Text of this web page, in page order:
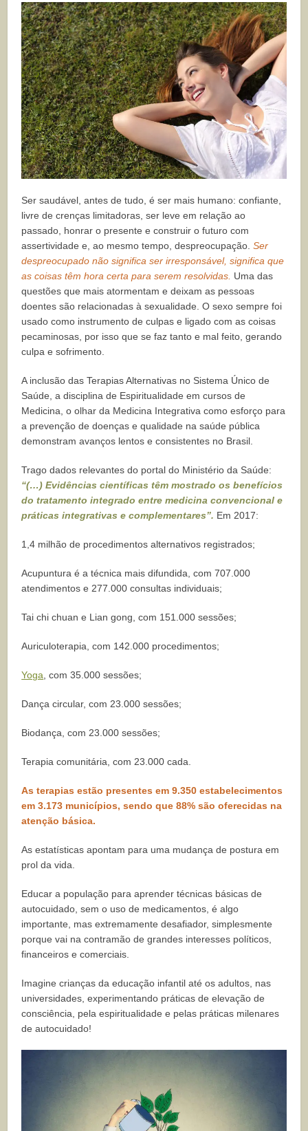
Ser saudável, antes de tudo, é ser mais humano: confiante,
livre de crenças limitadoras, ser leve em relação ao
passado, honrar o presente e construir o futuro com
assertividade e, ao mesmo tempo, despreocupação.Ser
despreocupado não significa ser irresponsável, significa que
as coisas têm hora certa para serem resolvidas. Uma das
questões que mais atormentam e deixam as pessoas
doentes são relacionadas à sexualidade. O sexo sempre foi
usado como instrumento de culpas e ligado com as coisas
pecaminosas, por isso que se faz tanto e mal feito, gerando
culpa e sofrimento.
A inclusão das Terapias Alternativas no Sistema Único de
Saúde, a disciplina de Espiritualidade em cursos de
Medicina, o olhar da Medicina Integrativa como esforço para
a prevenção de doenças e qualidade na saúde pública
demonstram avanços lentos e consistentes no Brasil.
Trago dados relevantes do portal do Ministério da Saúde:
“(…) Evidências científicas têm mostrado os benefícios
do tratamento integrado entre medicina convencional e
práticas integrativas e complementares”. Em 2017:
1,4 milhão de procedimentos alternativos registrados;
Acupuntura é a técnica mais difundida, com 707.000
atendimentos e 277.000 consultas individuais;
Tai chi chuan e Lian gong, com 151.000 sessões;
Auriculoterapia, com 142.000 procedimentos;
Yoga, com 35.000 sessões;
Dança circular, com 23.000 sessões;
Biodança, com 23.000 sessões;
Terapia comunitária, com 23.000 cada.
As terapias estão presentes em 9.350 estabelecimentos
em 3.173 municípios, sendo que 88% são oferecidas na
atenção básica.
As estatísticas apontam para uma mudança de postura em
prol da vida.
Educar a população para aprender técnicas básicas de
autocuidado, sem o uso de medicamentos, é algo
importante, mas extremamente desafiador, simplesmente
porque vai na contramão de grandes interesses políticos,
financeiros e comerciais.
Imagine crianças da educação infantil até os adultos, nas
universidades, experimentando práticas de elevação de
consciência, pela espiritualidade e pelas práticas milenares
de autocuidado!